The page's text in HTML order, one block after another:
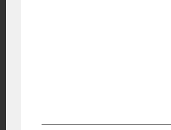
DATENSCHUTZERKLÄRUNG
STUDIENBEWERBER*INNEN